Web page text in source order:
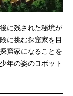
に残された秘境が
に挑む探窟家を目
窟家になることを
年の姿のロボット